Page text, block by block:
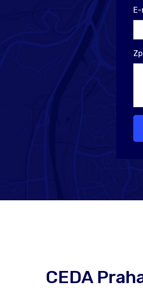
E-
CEDA